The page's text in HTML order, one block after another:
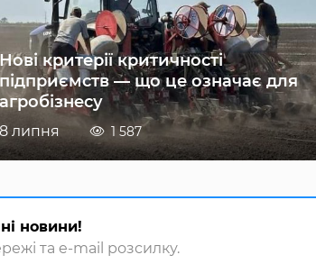
Нові критерії критичності
підприємств — що це означає для
агробізнесу
8 липня 1 587
новини!
та e-mail розсилку.